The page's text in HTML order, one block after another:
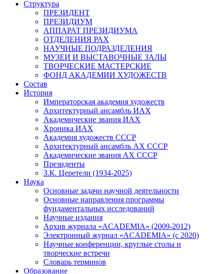
Структура
ПРЕЗИДЕНТ
ПРЕЗИДИУМ
АППАРАТ ПРЕЗИДИУМА
ОТДЕЛЕНИЯ РАХ
НАУЧНЫЕ ПОДРАЗДЕЛЕНИЯ
МУЗЕИ И ВЫСТАВОЧНЫЕ ЗАЛЫ
ТВОРЧЕСКИЕ МАСТЕРСКИЕ
ФОНД АКАДЕМИИ ХУДОЖЕСТВ
Состав
История
Императорская академия художеств
Архитектурный ансамбль ИАХ
Академические звания ИАХ
Хроника ИАХ
Академия художеств СССР
Архитектурный ансамбль АХ СССР
Академические звания АХ СССР
Президенты
З.К. Церетели (1934-2025)
Наука
Основные задачи научной деятельности
Основные направления программы
фундаментальных исследований
Научные издания
Архив журнала «ACADEMIA» (2009-2012)
Электронный журнал «ACADEMIA» (с 2020)
Научные конференции, круглые столы и
творческие встречи
Словарь терминов
Образование